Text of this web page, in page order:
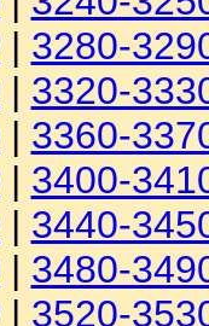
| 3280-
| 3320-
| 3360-
| 3400-
| 3440-
| 3480-
| 3520-